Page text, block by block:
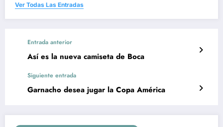
Ver Todas Las Entradas
Entrada anterior
Así es la nueva camiseta de Boca
Siguiente entrada
Garnacho desea jugar la Copa América